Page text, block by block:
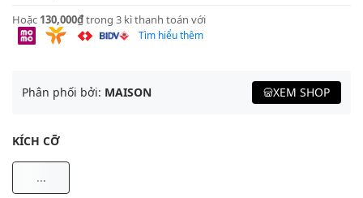
Hoặc 130,000₫trong 3 kì thanh toán với
Tìm hiểu thêm
Phân phối bởi: MAISON XEM SHOP
KÍCH CỠ
...